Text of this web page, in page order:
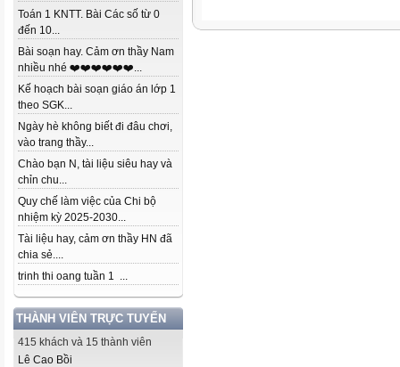
Toán 1 KNTT. Bài Các số từ 0
đến 10...
Bài soạn hay. Cảm ơn thầy Nam
nhiều nhé ❤️❤️❤️❤️❤️❤️...
Kế hoạch bài soạn giáo án lớp 1
theo SGK...
Ngày hè không biết đi đâu chơi,
vào trang thầy...
Chào bạn N, tài liệu siêu hay và
chỉn chu...
Quy chế làm việc của Chi bộ
nhiệm kỳ 2025-2030...
Tài liệu hay, cảm ơn thầy HN đã
chia sẻ....
trinh thi oang tuần 1 ...
THÀNH VIÊN TRỰC TUYẾN
415 khách và 15 thành viên
Lê Cao Bồi